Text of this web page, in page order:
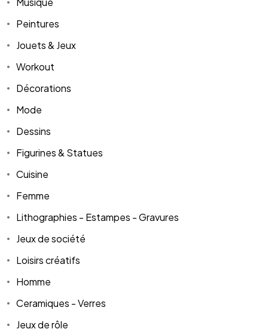
Peintures
Jouets & Jeux
Workout
Décorations
Mode
Dessins
Figurines & Statues
Cuisine
Femme
Lithographies - Estampes - Gravures
Jeux de société
Loisirs créatifs
Homme
Ceramiques - Verres
Jeux de rôle